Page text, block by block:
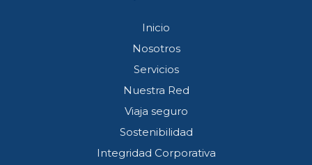
Inicio
Nosotros
Servicios
Nuestra Red
Viaja seguro
Sostenibilidad
Integridad Corporativa